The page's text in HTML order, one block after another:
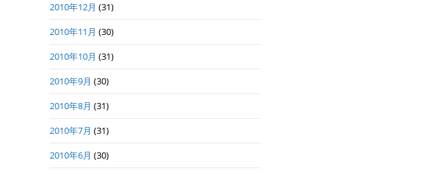
2010年12月 (31)
2010年11月 (30)
2010年10月 (31)
2010年9月 (30)
2010年8月 (31)
2010年7月 (31)
2010年6月 (30)